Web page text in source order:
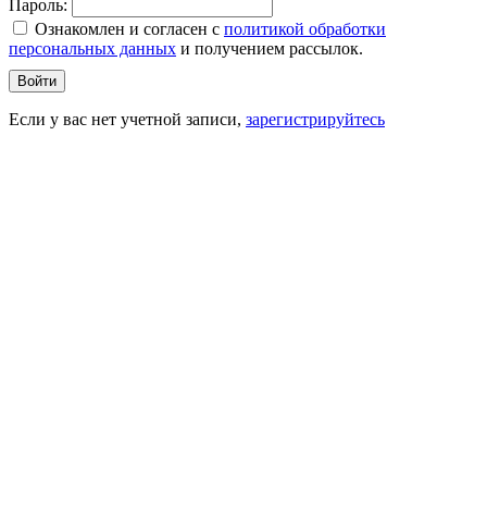
Пароль:
Ознакомлен и согласен c политикой обработки
персональных данных и получением рассылок.
Войти
Если у вас нет учетной записи, зарегистрируйтесь